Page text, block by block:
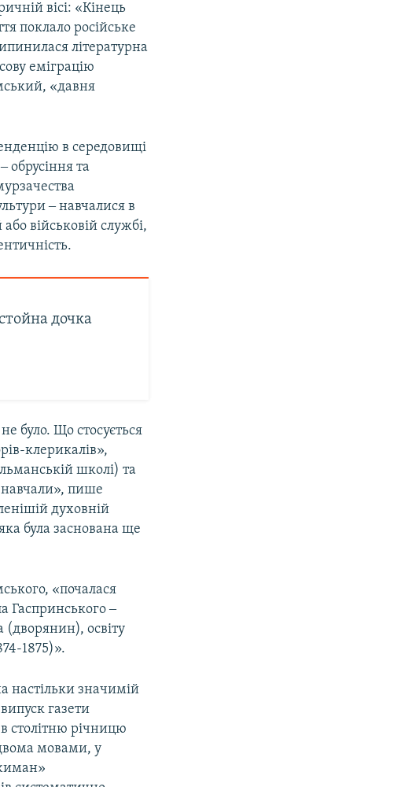
вісі: «Кінець
поклало російське
літературна
еміграцію
«давня
в середовищі
обрусіння та
‒ навчалися в
військовій службі,
дочка
було. Що стосується
клерикалів»,
школі) та
навчали», пише
духовній
була заснована ще
«почалася
Гаспринського ‒
(дворянин), освіту
1875)».
настільки значимій
газети
столітню річницю
мовами, у